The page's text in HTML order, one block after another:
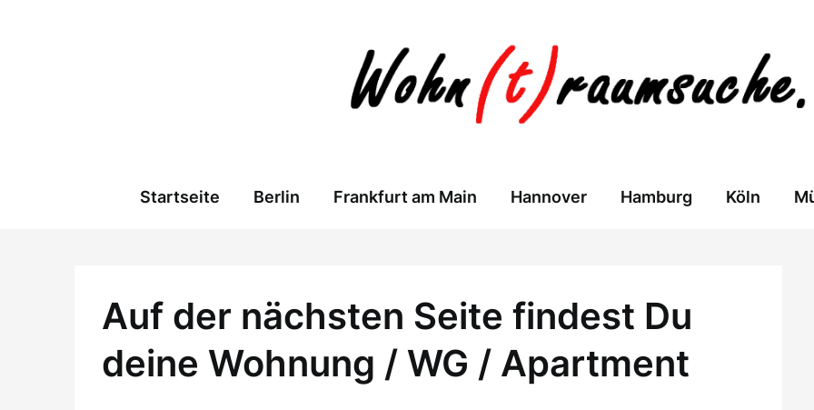
Startseite Berlin Frankfurt am Main Hannover Hamburg Köln
Auf der nächsten Seite findest Du
deine Wohnung / WG / Apartment